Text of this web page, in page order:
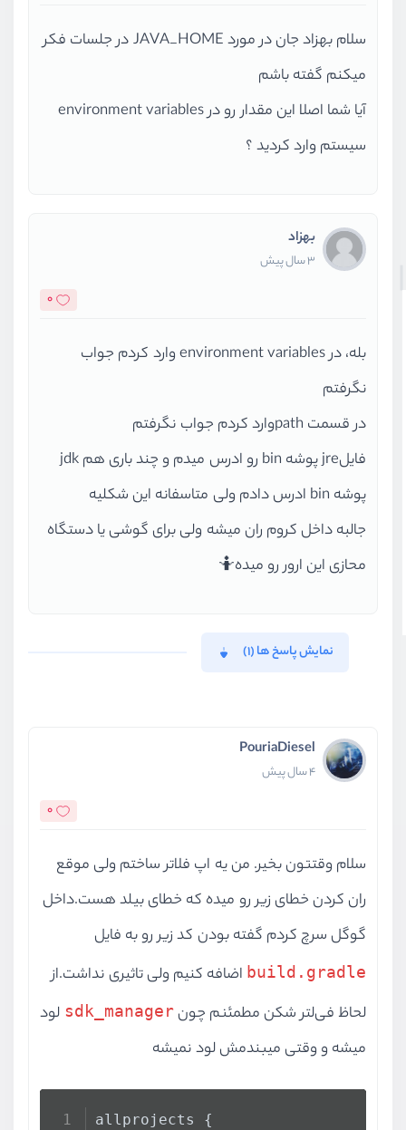
سلام بهزاد جان در مورد JAVA_HOME در جلسات فکر
میکنم گفته باشم
آیا شما اصلا این مقدار رو در environment variables
سیستم وارد کردید ؟
بهزاد
3 سال پیش
0
بله، در environment variables وارد کردم جواب
نگرفتم
در قسمت pathوارد کردم جواب نگرفتم
فایلjre پوشه bin رو ادرس میدم و چند باری هم jdk
پوشه bin ادرس دادم ولی متاسفانه این شکلیه
جالبه داخل کروم ران میشه ولی برای گوشی یا دستگاه
محازی این ارور رو میده🤷
نمایش پاسخ ها (1)
PouriaDiesel
4 سال پیش
0
سلام وقتتون بخیر. من یه اپ فلاتر ساختم ولی موقع
ران کردن خطای زیر رو میده که خطای بیلد هست.داخل
گوگل سرچ کردم گفته بودن کد زیر رو به فایل
build.gradle اضافه کنیم ولی تاثیری نداشت.از
لحاظ فی‌لتر شکن مطمئنم چونsdk_manager لود
میشه و وقتی میبندمش لود نمیشه
allprojects {